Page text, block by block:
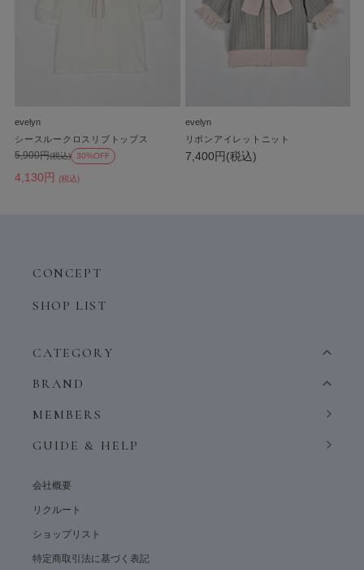
evelyn
シースルークロスリブトップス
4,130円 (税込)
5,900円(税込) 30%OFF
evelyn
リボンアイレットニット
7,400円(税込)
CONCEPT
SHOP LIST
CATEGORY
BRAND
MEMBERS
GUIDE & HELP
会社概要
リクルート
ショップリスト
特定商取引法に基づく表記